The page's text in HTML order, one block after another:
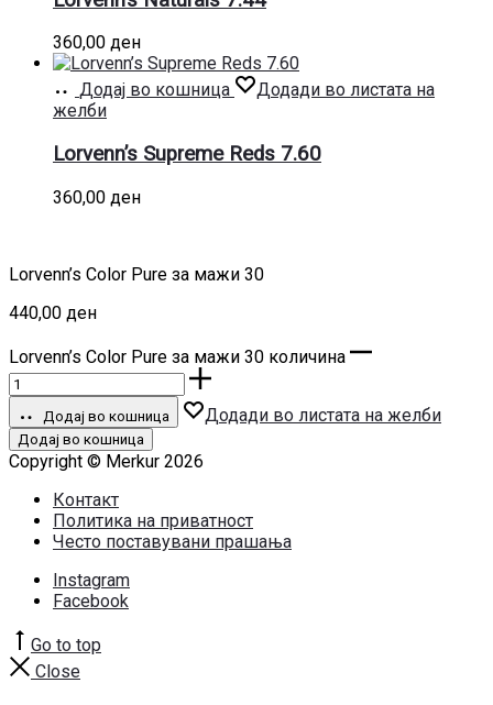
360,00 ден
Додај во кошница
Додади во листата на
желби
Lorvenn’s Supreme Reds 7.60
360,00 ден
Lorvenn’s Color Pure за мажи 30
440,00 ден
Lorvenn’s Color Pure за мажи 30 количина
Додај во кошница Додади во листата на желби
Додај во кошница
Copyright © Merkur 2026
Контакт
Политика на приватност
Често поставувани прашања
Instagram
Facebook
Go to top
Close